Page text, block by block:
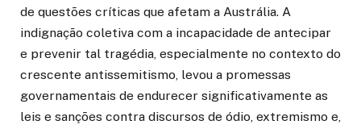
de questões críticas que afetam a Austrália. A
indignação coletiva com a incapacidade de antecipar
e prevenir tal tragédia, especialmente no contexto do
crescente antissemitismo, levou a promessas
governamentais de endurecer significativamente as
leis e sanções contra discursos de ódio, extremismo e,